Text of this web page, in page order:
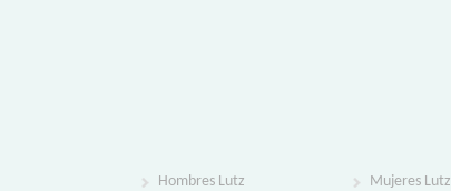
Hombres Lutz Mujeres Lutz